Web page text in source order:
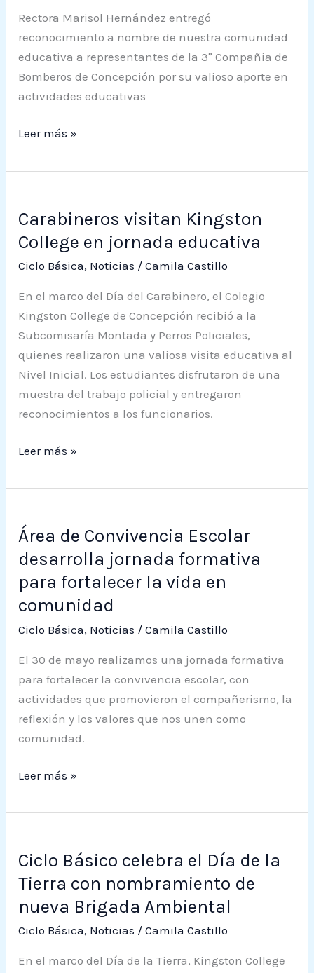
Rectora Marisol Hernández entregó
reconocimiento a nombre de nuestra comunidad
educativa a representantes de la 3° Compañia de
Bomberos de Concepción por su valioso aporte en
actividades educativas
Bomberos
Concepción
por
a
comunidad
Leer más »
Carabineros visitan Kingston
College en jornada educativa
Ciclo Básica, Noticias /Camila Castillo
En el marco del Día del Carabinero, el Colegio
Kingston College de Concepción recibió a la
Subcomisaría Montada y Perros Policiales,
quienes realizaron una valiosa visita educativa al
Nivel Inicial. Los estudiantes disfrutaron de una
muestra del trabajo policial y entregaron
reconocimientos a los funcionarios.
visitan
Kingston
jornada
educativa
Leer más »
Área de Convivencia Escolar
desarrolla jornada formativa
para fortalecer la vida en
comunidad
Ciclo Básica, Noticias /Camila Castillo
El 30 de mayo realizamos una jornada formativa
para fortalecer la convivencia escolar, con
actividades que promovieron el compañerismo, la
reflexión y los valores que nos unen como
comunidad.
de
Convivencia
desarrolla
jornada
formativa
para
fortalecer
vida
Leer más »
Ciclo Básico celebra el Día de la
Tierra con nombramiento de
nueva Brigada Ambiental
Ciclo Básica, Noticias /Camila Castillo
En el marco del Día de la Tierra, Kingston College
Básico
celebra
de
la